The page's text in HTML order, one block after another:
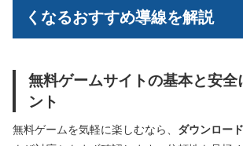
くなるおすすめ導線を解説
無料ゲームサイトの基本と安全
ント
無料ゲームを気軽に楽しむなら、 ダウンロー